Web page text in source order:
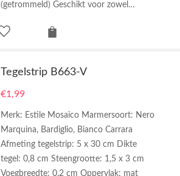
(getrommeld) Geschikt voor zowel…
Tegelstrip B663-V
€1,99
Merk: Estile Mosaico Marmersoort: Nero
Marquina, Bardiglio, Bianco Carrara
Afmeting tegelstrip: 5 x 30 cm Dikte
tegel: 0,8 cm Steengrootte: 1,5 x 3 cm
Voegbreedte: 0,2 cm Oppervlak: mat